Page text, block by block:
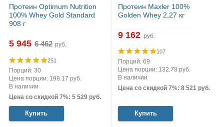
Протеин Optimum Nutrition
100% Whey Gold Standard
908 г
5 945 руб.
251
Порций: 30
Цена порции: 198.17 руб.
В наличии
Цена со скидкой 7%: 5 529 руб.
Купить
Протеин Maxler 100%
Golden Whey 2,27 кг
9 162 руб.
107
Порций: 69
Цена порции: 132.78 руб.
В наличии
Цена со скидкой 7%: 8 521 руб.
Купить